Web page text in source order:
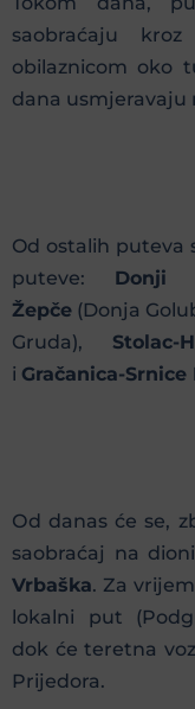
saobraćaju
obilaznicom oko
dana usmjeravaju
Od ostalih puteva
puteve: Donji
Žepče (Donja
Gruda), Stolac-
i Gračanica-Srnice
Оd danas će se,
saobraćaj na
Vrbaška. Za
lokalni put
dok će teretna
Prijedora.